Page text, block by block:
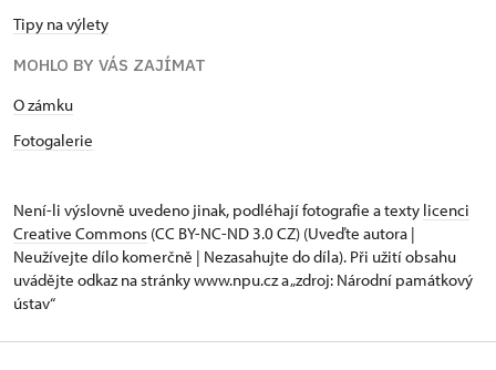
Tipy na výlety
MOHLO BY VÁS ZAJÍMAT
O zámku
Fotogalerie
Není-li výslovně uvedeno jinak, podléhají fotografie a texty licenci
Creative Commons (CC BY-NC-ND 3.0 CZ) (Uveďte autora |
Neužívejte dílo komerčně | Nezasahujte do díla). Při užití obsahu
uvádějte odkaz na stránky www.npu.cz a „zdroj: Národní památkový
ústav“